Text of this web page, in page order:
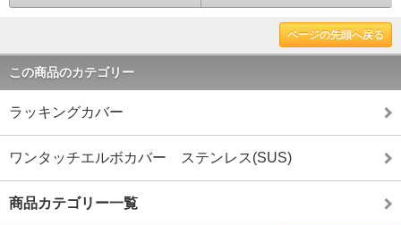
ページの先頭へ戻る
この商品のカテゴリー
ラッキングカバー
ワンタッチエルボカバー ステンレス(SUS)
商品カテゴリー一覧